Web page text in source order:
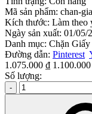
Mã sản phẩm: chan-
Kích thước: Làm theo
Ngày sản xuất: 01/05/
Danh mục: Chặn
Đường dẫn: Pinterest
1.075.000 ₫
Số lượng:
-